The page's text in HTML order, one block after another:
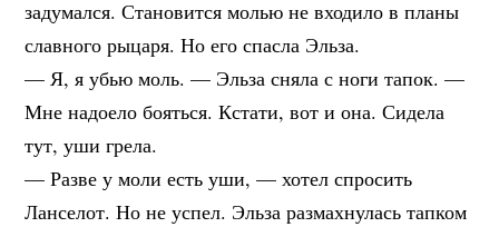
задумался. Становится молью не входило в планы
славного рыцаря. Но его спасла Эльза.
— Я, я убью моль. — Эльза сняла с ноги тапок. —
Мне надоело бояться. Кстати, вот и она. Сидела
тут, уши грела.
— Разве у моли есть уши, — хотел спросить
Ланселот. Но не успел. Эльза размахнулась тапком